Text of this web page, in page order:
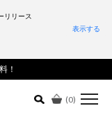
！
(0)
詳細検索はこちら
リリース
表示する